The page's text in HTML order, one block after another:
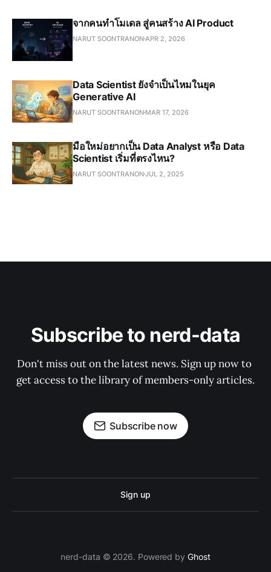
จากคนทำโมเดล สู่คนสร้าง AI Product
NARUT SOONTRANON APR 2, 2026
Data Scientist ยังจำเป็นไหมในยุค
Generative AI
NARUT SOONTRANON MAR 17, 2026
มือใหม่อยากเป็น Data Analyst หรือ Data
Scientist เริ่มที่ตรงไหน?
NARUT SOONTRANONJUL 2, 2025
Subscribe to nerd-data
Don't miss out on the latest news. Sign up now to
get access to the library of members-only articles.
Subscribe now
Sign up
nerd-data © 2026. Powered by Ghost